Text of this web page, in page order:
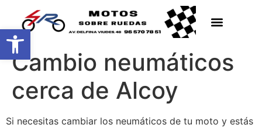
Abrir barra de herramientas
Cambio neumáticos
cerca de Alcoy
Si necesitas cambiar los neumáticos de tu moto y estás